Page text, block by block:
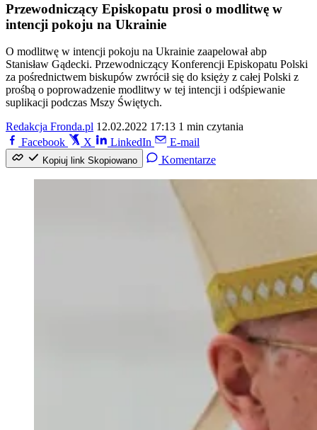
Przewodniczący Episkopatu prosi o modlitwę w
intencji pokoju na Ukrainie
O modlitwę w intencji pokoju na Ukrainie zaapelował abp
Stanisław Gądecki. Przewodniczący Konferencji Episkopatu Polski
za pośrednictwem biskupów zwrócił się do księży z całej Polski z
prośbą o poprowadzenie modlitwy w tej intencji i odśpiewanie
suplikacji podczas Mszy Świętych.
Redakcja Fronda.pl 12.02.2022 17:13 1 min czytania
Facebook
X LinkedIn E-mail
Kopiuj link Skopiowano Komentarze